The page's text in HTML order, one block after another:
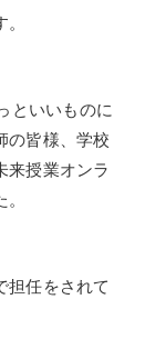
といいものに
の皆様、学校
来授業オンラ
担任をされて